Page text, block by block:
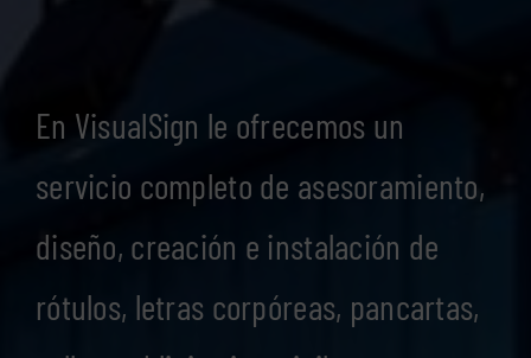
En VisualSign le ofrecemos un
servicio completo de asesoramiento,
diseño, creación e instalación de
rótulos, letras corpóreas, pancartas,